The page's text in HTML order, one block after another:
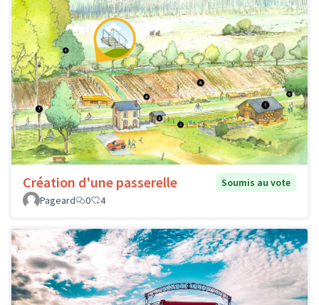
Création d'une passerelle
Soumis au vote
Pageard
0 4